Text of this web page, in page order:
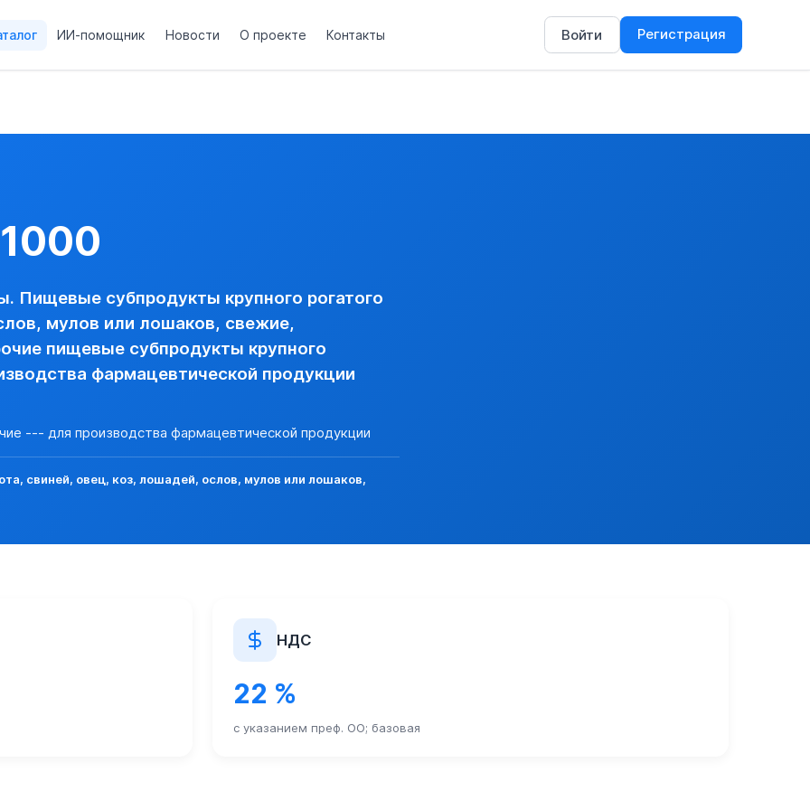
--- для производства фармацевтической продукции
под угрозой исчезновения, их частей или дериватов, подпадающих под действие Конвенции, кроме осетровых
Приложение 5
Порядок выдачи генеральных, разовых и исключительных лицензий на экспорт или импорт товаров, в том
СКОТА, МОРОЖЕНЫЕ, ДЛЯ ПРОИЗВОДСТВА ФАРМАЦЕВТИЧЕСКОЙ ПРОДУКЦИИ
подлежат досмотру (осмотру) должностными лицами Федеральной службы по ветеринарному и фитосанитарному
пропуска через границу РФ определены Постановлением Правительства РФ от 29.06.2011 N 501
на таможенную территорию ЕАЭС продукции, подлежащей обязательной оценке соответствия.
ИИ-помощник Новости О проекте Контакты Войти Регистрация
субпродукты крупного рогатого
мулов или лошаков, свежие,
пищевые субпродукты крупного
фармацевтической продукции
--- для производства фармацевтической продукции
свиней, овец, коз, лошадей, ослов, мулов или лошаков,
НДС
22 %
с указанием преф. ОО; базовая